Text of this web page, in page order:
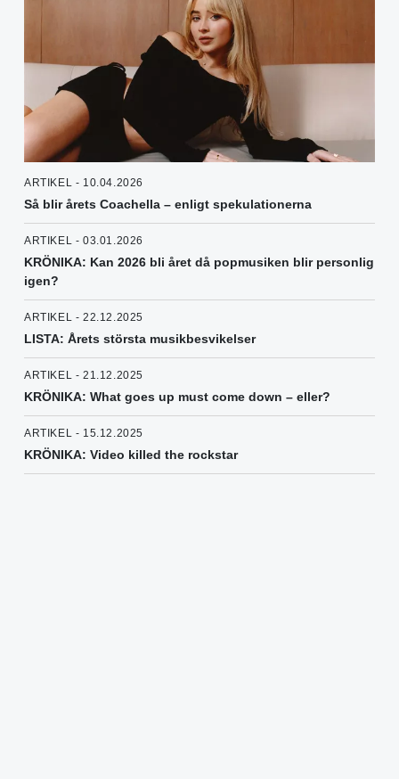
ARTIKEL - 10.04.2026
Så blir årets Coachella – enligt spekulationerna
ARTIKEL - 03.01.2026
KRÖNIKA: Kan 2026 bli året då popmusiken blir personlig
igen?
ARTIKEL - 22.12.2025
LISTA: Årets största musikbesvikelser
ARTIKEL - 21.12.2025
KRÖNIKA: What goes up must come down – eller?
ARTIKEL - 15.12.2025
KRÖNIKA: Video killed the rockstar